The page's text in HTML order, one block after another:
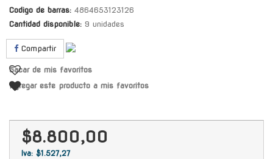
Codigo de barras: 4864653123126
Cantidad disponible: 9 unidades
Compartir
Sacar de mis favoritos
Agregar este producto a mis favoritos
$8.800,00
Iva: $1.527,27